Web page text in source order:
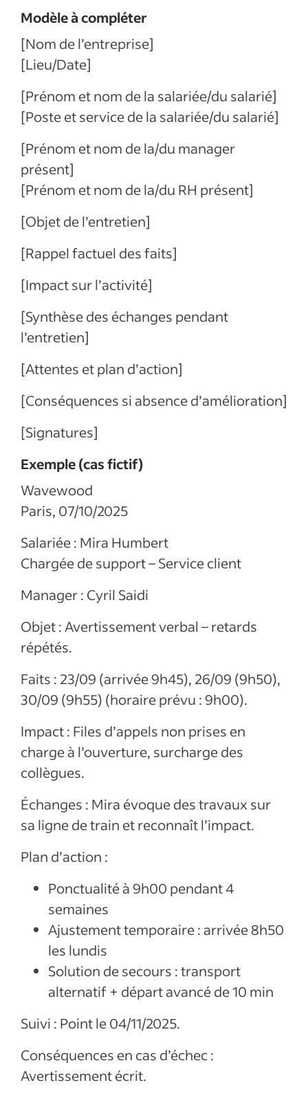
Modèle à compléter
[Nom de l’entreprise]
[Lieu/Date]
[Prénom et nom de la salariée/du salarié]
[Poste et service de la salariée/du salarié]
[Prénom et nom de la/du manager
présent]
[Prénom et nom de la/du RH présent]
[Objet de l’entretien]
[Rappel factuel des faits]
[Impact sur l’activité]
[Synthèse des échanges pendant
l’entretien]
[Attentes et plan d’action]
[Conséquences si absence d’amélioration]
[Signatures]
Exemple (cas fictif)
Wavewood
Paris, 07/10/2025
Salariée : Mira Humbert
Chargée de support – Service client
Manager : Cyril Saidi
Objet : Avertissement verbal – retards
répétés.
Faits : 23/09 (arrivée 9h45), 26/09 (9h50),
30/09 (9h55) (horaire prévu : 9h00).
Impact : Files d’appels non prises en
charge à l’ouverture, surcharge des
collègues.
Échanges : Mira évoque des travaux sur
sa ligne de train et reconnaît l’impact.
Plan d’action :
Ponctualité à 9h00 pendant 4
semaines
Ajustement temporaire : arrivée 8h50
les lundis
Solution de secours : transport
alternatif + départ avancé de 10 min
Suivi : Point le 04/11/2025.
Conséquences en cas d’échec :
Avertissement écrit.